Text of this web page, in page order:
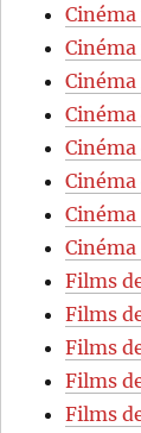
Cinéma
Films
Films
Films
Films
Films